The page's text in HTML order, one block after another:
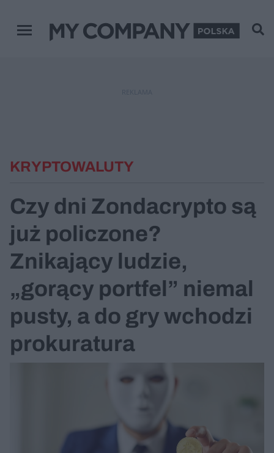
Menu główne
KRYPTOWALUTY
Czy dni Zondacrypto są
już policzone?
Znikający ludzie,
„gorący portfel” niemal
pusty, a do gry wchodzi
prokuratura